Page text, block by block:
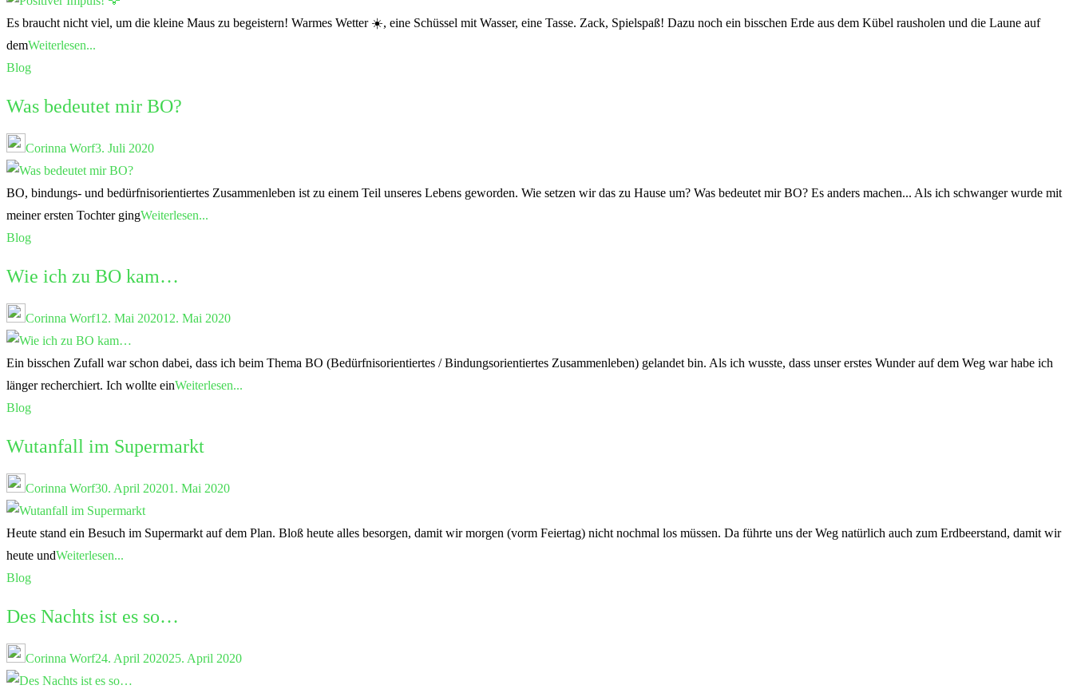
Es braucht nicht viel, um die kleine Maus zu begeistern! Warmes Wetter ☀️, eine Schüssel mit Wasser, eine Tasse. Zack, Spielspaß! Dazu noch ein bisschen Erde aus dem Kübel rausholen und die Laune auf
demWeiterlesen...
Blog
Was bedeutet mir BO?
Corinna Worf3. Juli 2020
BO, bindungs- und bedürfnisorientiertes Zusammenleben ist zu einem Teil unseres Lebens geworden. Wie setzen wir das zu Hause um? Was bedeutet mir BO? Es anders machen... Als ich schwanger wurde mit
meiner ersten Tochter gingWeiterlesen...
Blog
Wie ich zu BO kam…
Corinna Worf12. Mai 202012. Mai 2020
Ein bisschen Zufall war schon dabei, dass ich beim Thema BO (Bedürfnisorientiertes / Bindungsorientiertes Zusammenleben) gelandet bin. Als ich wusste, dass unser erstes Wunder auf dem Weg war habe ich
länger recherchiert. Ich wollte einWeiterlesen...
Blog
Wutanfall im Supermarkt
Corinna Worf30. April 20201. Mai 2020
Heute stand ein Besuch im Supermarkt auf dem Plan. Bloß heute alles besorgen, damit wir morgen (vorm Feiertag) nicht nochmal los müssen. Da führte uns der Weg natürlich auch zum Erdbeerstand, damit wir
heute undWeiterlesen...
Blog
Des Nachts ist es so…
Corinna Worf24. April 202025. April 2020